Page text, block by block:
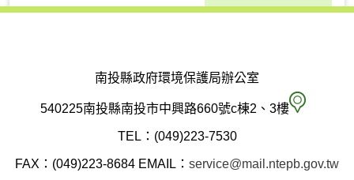
南投縣政府環境保護局辦公室
540225南投縣南投市中興路660號c棟2、3樓 南
縣
TEL：(049)223-7530
FAX：(049)223-8684 EMAIL： service@mail.ntepb.gov.tw